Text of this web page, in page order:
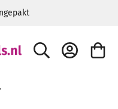
ZOEK ACCOUNT